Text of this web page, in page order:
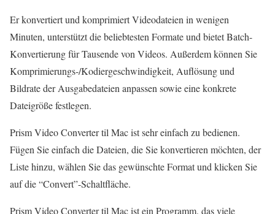
Er konvertiert und komprimiert Videodateien in wenigen
Minuten, unterstützt die beliebtesten Formate und bietet Batch-
Konvertierung für Tausende von Videos. Außerdem können Sie
Komprimierungs-/Kodiergeschwindigkeit, Auflösung und
Bildrate der Ausgabedateien anpassen sowie eine konkrete
Dateigröße festlegen.
Prism Video Converter til Mac ist sehr einfach zu bedienen.
Fügen Sie einfach die Dateien, die Sie konvertieren möchten, der
Liste hinzu, wählen Sie das gewünschte Format und klicken Sie
auf die “Convert”-Schaltfläche.
Prism Video Converter til Mac ist ein Programm, das viele